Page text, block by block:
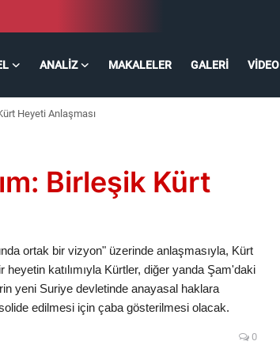
ANALIZ MAKALELER GALERI VIDEO
Heyeti Anlaşması
Birleşik Kürt
ortak bir vizyon" üzerinde anlaşmasıyla, Kürt
katılımıyla Kürtler, diğer yanda Şam'daki
yeni Suriye devletinde anayasal haklara
edilmesi için çaba gösterilmesi olacak.
0